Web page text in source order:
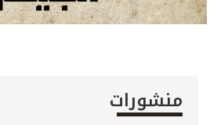
منشورات